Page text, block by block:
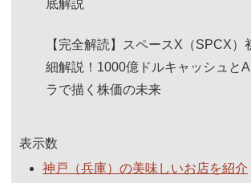
底解説
【完全解読】スペースX（SPCX）
細解説！1000億ドルキャッシュと
ラで描く株価の未来
表示数
神戸（兵庫）の美味しいお店を紹介